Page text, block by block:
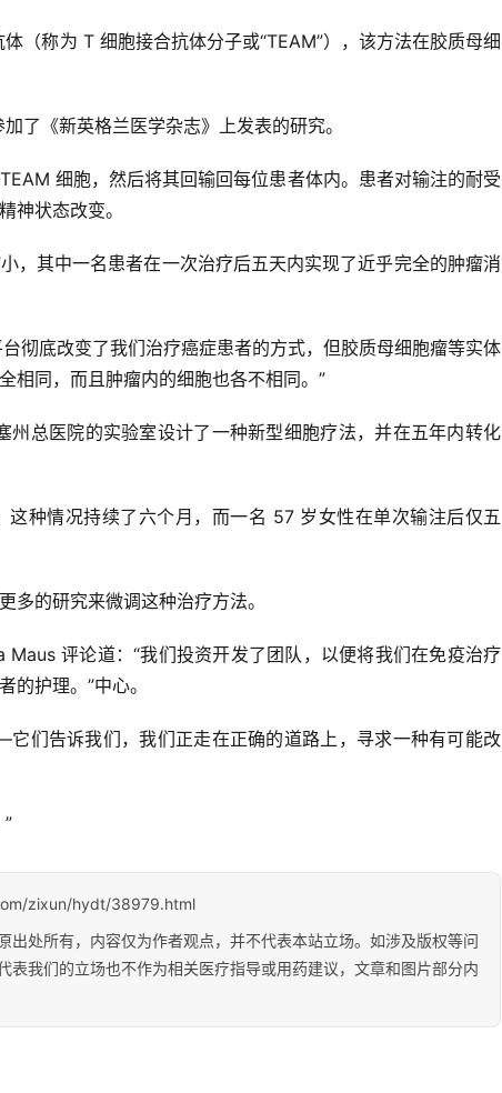
（称为 T 细胞接合抗体分子或“TEAM”），该方法在胶质母细
《新英格兰医学杂志》上发表的研究。
细胞，然后将其回输回每位患者体内。患者对输注的耐受
神状态改变。
，其中一名患者在一次治疗后五天内实现了近乎完全的肿瘤消
彻底改变了我们治疗癌症患者的方式，但胶质母细胞瘤等实体
相同，而且肿瘤内的细胞也各不相同。”
州总医院的实验室设计了一种新型细胞疗法，并在五年内转化
种情况持续了六个月，而一名 57 岁女性在单次输注后仅五
多的研究来微调这种治疗方法。
评论道：“我们投资开发了团队，以便将我们在免疫治疗
护理。”中心。
们告诉我们，我们正走在正确的道路上，寻求一种有可能改
zixun/hydt/38979.html
处所有，内容仅为作者观点，并不代表本站立场。如涉及版权等问
我们的立场也不作为相关医疗指导或用药建议，文章和图片部分内